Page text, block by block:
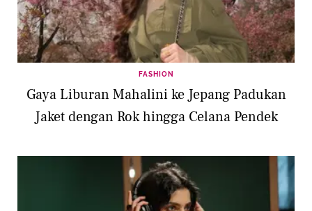
FASHION
Gaya Liburan Mahalini ke Jepang Padukan
Jaket dengan Rok hingga Celana Pendek